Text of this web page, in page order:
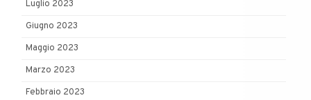
Luglio 2023
Giugno 2023
Maggio 2023
Marzo 2023
Febbraio 2023